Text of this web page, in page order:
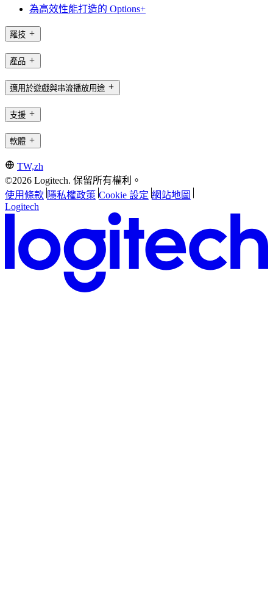
為高效性能打造的 Options+
羅技
產品
適用於遊戲與串流播放用途
支援
軟體
TW,zh
©2026 Logitech. 保留所有權利。
使用條款 隱私權政策 Cookie 設定 網站地圖
Logitech